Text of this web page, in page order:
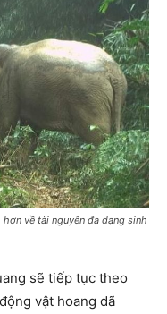
về tài nguyên đa dạng sinh
sẽ tiếp tục theo
vật hoang dã